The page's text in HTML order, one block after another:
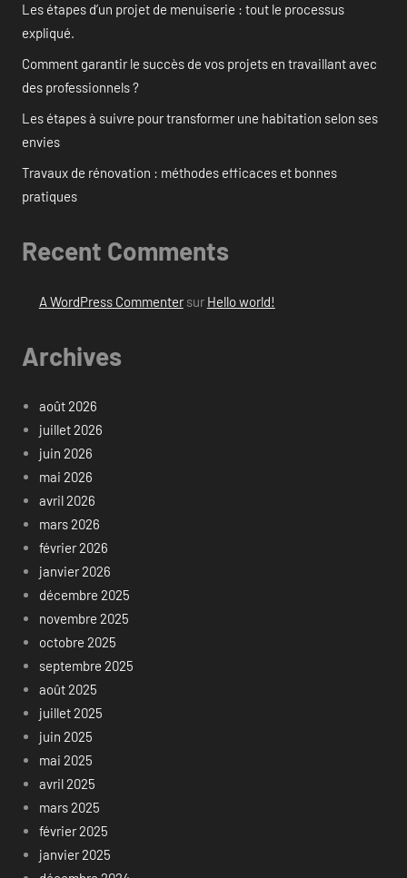
Les étapes d’un projet de menuiserie : tout le processus
expliqué.
Comment garantir le succès de vos projets en travaillant avec
des professionnels ?
Les étapes à suivre pour transformer une habitation selon ses
envies
Travaux de rénovation : méthodes efficaces et bonnes
pratiques
Recent Comments
A WordPress Commentersur Hello world!
Archives
août 2026
juillet 2026
juin 2026
mai 2026
avril 2026
mars 2026
février 2026
janvier 2026
décembre 2025
novembre 2025
octobre 2025
septembre 2025
août 2025
juillet 2025
juin 2025
mai 2025
avril 2025
mars 2025
février 2025
janvier 2025